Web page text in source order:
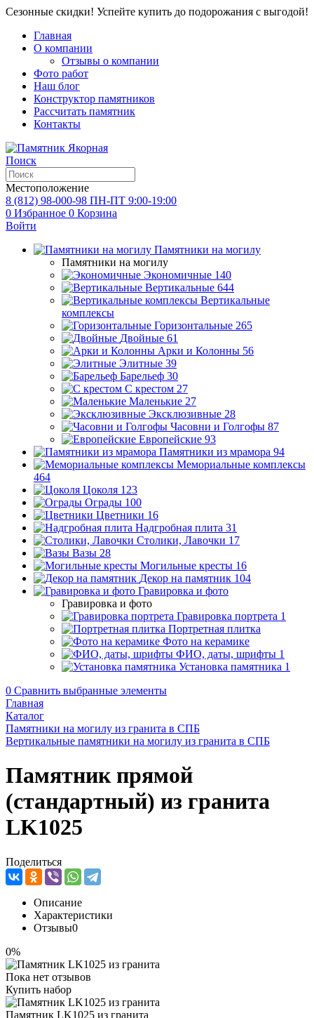
Сезонные скидки! Успейте купить до подорожания с выгодой!
Главная
О компании
Отзывы о компании
Фото работ
Наш блог
Конструктор памятников
Рассчитать памятник
Контакты
Поиск
Местоположение
8 (812) 98-000-98 ПН-ПТ 9:00-19:00
0 Избранное 0 Корзина
Войти
Памятники на могилу
Памятники на могилу
Экономичные 140
Вертикальные 644
Вертикальные
комплексы
Горизонтальные 265
Двойные 61
Арки и Колонны 56
Элитные 39
Барельеф 30
С крестом 27
Маленькие 27
Эксклюзивные 28
Часовни и Голгофы 87
Европейские 93
Памятники из мрамора 94
Мемориальные комплексы
464
Цоколя 123
Ограды 100
Цветники 16
Надгробная плита 31
Столики, Лавочки 17
Вазы 28
Могильные кресты 16
Декор на памятник 104
Гравировка и фото
Гравировка и фото
Гравировка портрета 1
Портретная плитка
Фото на керамике
ФИО, даты, шрифты 1
Установка памятника 1
0 Сравнить выбранные элементы
Главная
Каталог
Памятники на могилу из гранита в СПБ
Вертикальные памятники на могилу из гранита в СПБ
Памятник прямой
(стандартный) из гранита
LK1025
Поделиться
Описание
Характеристики
Отзывы0
0%
Пока нет отзывов
Купить набор
Памятник LK1025 из гранита